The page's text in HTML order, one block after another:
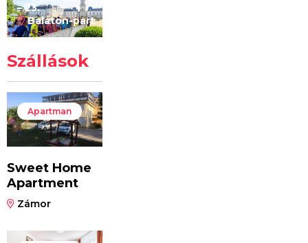
– 23.
Balaton-part
Szállások
Apartman
Sweet Home
Apartment
Zámor